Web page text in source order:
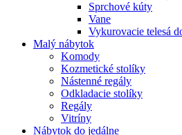
Sprchové kúty
Vane
Vykurovacie telesá
Malý nábytok
Komody
Kozmetické stolíky
Nástenné regály
Odkladacie stolíky
Regály
Vitríny
Nábytok do jedálne